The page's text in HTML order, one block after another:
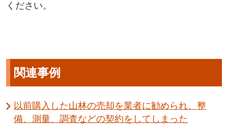
ください。
関連事例
以前購入した山林の売却を業者に勧められ、整
備、測量、調査などの契約をしてしまった